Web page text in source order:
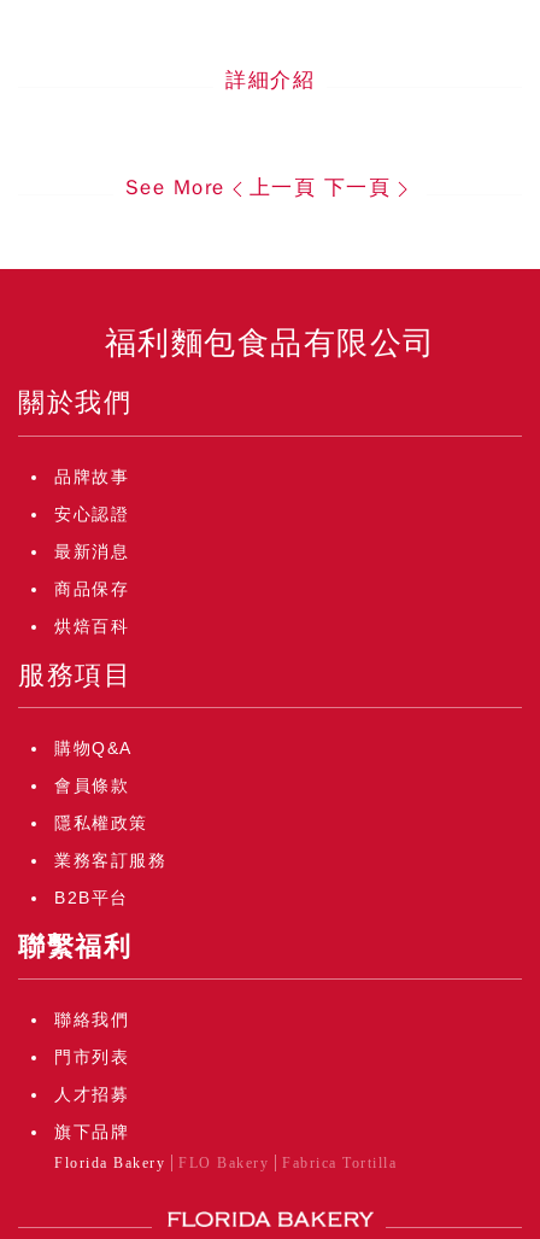
詳細介紹
See More 上一頁 下一頁
福利麵包食品有限公司
關於我們
品牌故事
安心認證
最新消息
商品保存
烘焙百科
服務項目
購物Q&A
會員條款
隱私權政策
業務客訂服務
B2B平台
聯繫福利
聯絡我們
門市列表
人才招募
旗下品牌
Florida Bakery FLO Bakery Fabrica Tortilla